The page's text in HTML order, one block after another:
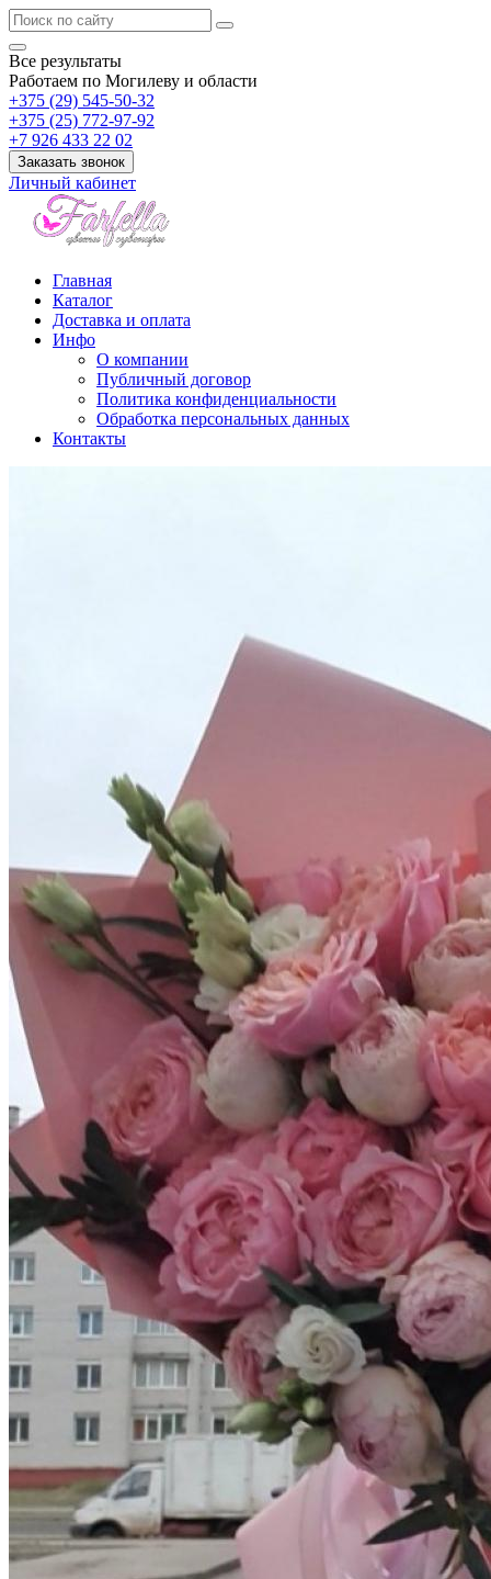
Все результаты
Работаем по Могилеву и области
+375 (29) 545-50-32
+375 (25) 772-97-92
+7 926 433 22 02
Заказать звонок
Личный кабинет
Главная
Каталог
Доставка и оплата
Инфо
О компании
Публичный договор
Политика конфиденциальности
Обработка персональных данных
Контакты